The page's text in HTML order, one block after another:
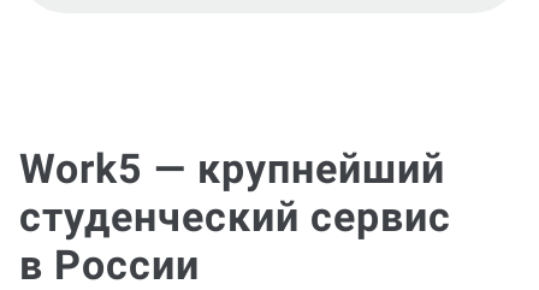
Work5 — крупнейший
студенческий сервис
в России